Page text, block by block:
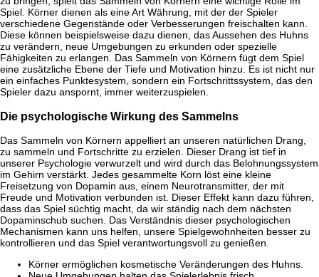
Spiel. Körner dienen als eine Art Währung, mit der der Spieler
verschiedene Gegenstände oder Verbesserungen freischalten kann.
Diese können beispielsweise dazu dienen, das Aussehen des Huhns
zu verändern, neue Umgebungen zu erkunden oder spezielle
Fähigkeiten zu erlangen. Das Sammeln von Körnern fügt dem Spiel
eine zusätzliche Ebene der Tiefe und Motivation hinzu. Es ist nicht nur
ein einfaches Punktesystem, sondern ein Fortschrittssystem, das den
Spieler dazu anspornt, immer weiterzuspielen.
Die psychologische Wirkung des Sammelns
Das Sammeln von Körnern appelliert an unseren natürlichen Drang,
zu sammeln und Fortschritte zu erzielen. Dieser Drang ist tief in
unserer Psychologie verwurzelt und wird durch das Belohnungssystem
im Gehirn verstärkt. Jedes gesammelte Korn löst eine kleine
Freisetzung von Dopamin aus, einem Neurotransmitter, der mit
Freude und Motivation verbunden ist. Dieser Effekt kann dazu führen,
dass das Spiel süchtig macht, da wir ständig nach dem nächsten
Dopaminschub suchen. Das Verständnis dieser psychologischen
Mechanismen kann uns helfen, unsere Spielgewohnheiten besser zu
kontrollieren und das Spiel verantwortungsvoll zu genießen.
Körner ermöglichen kosmetische Veränderungen des Huhns.